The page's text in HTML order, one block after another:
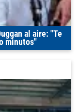
al aire: "Te
minutos"